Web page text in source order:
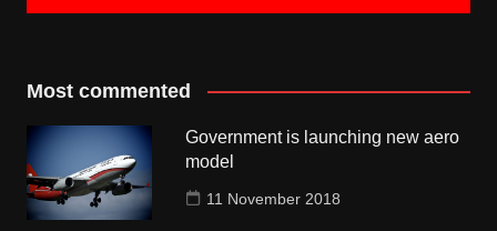
Most commented
Government is launching new aero
model
11 November 2018